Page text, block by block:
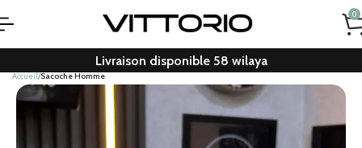
0
Livraison disponible 58 wilaya
Accueil Sacoche Homme